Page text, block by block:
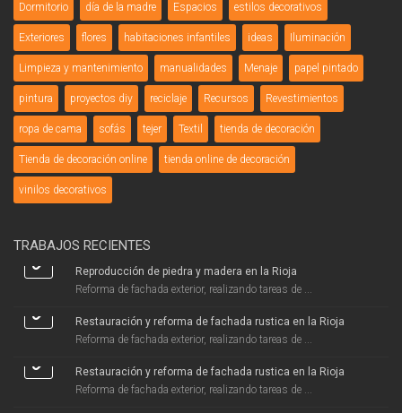
Dormitorio día de la madre Espacios estilos decorativos
Exteriores flores habitaciones infantiles ideas Iluminación
Limpieza y mantenimiento manualidades Menaje papel pintado
pintura proyectos diy reciclaje Recursos Revestimientos
ropa de cama sofás tejer Textil tienda de decoración
Tienda de decoración online tienda online de decoración
vinilos decorativos
TRABAJOS RECIENTES
Reproducción de piedra y madera en la Rioja
Reforma de fachada exterior, realizando tareas de ...
Restauración y reforma de fachada rustica en la Rioja
Reforma de fachada exterior, realizando tareas de ...
Restauración y reforma de fachada rustica en la Rioja
Reforma de fachada exterior, realizando tareas de ...